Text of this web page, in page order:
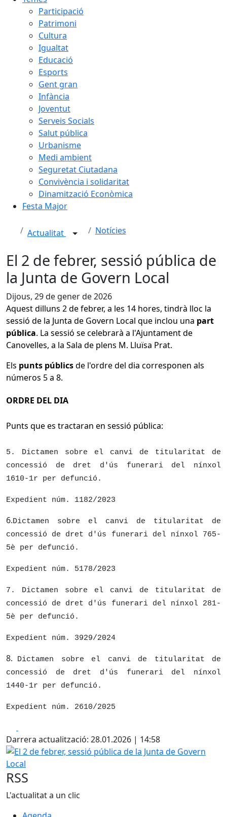
Participació
Patrimoni
Cultura
Igualtat
Educació
Esports
Gent gran
Infància
Joventut
Serveis Socials
Salut pública
Urbanisme
Medi ambient
Seguretat Ciutadana
Convivència i solidaritat
Dinamització Econòmica
Festa Major
Actualitat Notícies
El 2 de febrer, sessió pública de
la Junta de Govern Local
Dijous, 29 de gener de 2026
Aquest dilluns 2 de febrer, a les 14 hores, tindrà lloc la
sessió de la Junta de Govern Local que inclou una part
pública. La sessió se celebrarà a l'Ajuntament de
Canovelles, a la Sala de plens M. Lluïsa Prat.
Els punts públicsde l'ordre del dia corresponen als
números 5 a 8.
ORDRE DEL DIA
Punts que es tractaran en sessió pública:
5. Dictamen sobre el canvi de titularitat de
concessió de dret d'ús funerari del nínxol
1610-1r per defunció.
Expedient núm. 1182/2023
6.Dictamen sobre el canvi de titularitat de
concessió de dret d'ús funerari del nínxol 765-
5è per defunció.
Expedient núm. 5178/2023
7. Dictamen sobre el canvi de titularitat de
concessió de dret d'ús funerari del nínxol281-
5è per defunció.
Expedient núm. 3929/2024
8.
Dictamen sobre el canvi de titularitat de
concessió de dret d'ús funerari del nínxol
1440-1r per defunció.
Expedient núm. 2610/2025
Darrera actualització: 28.01.2026 | 14:58
El 2 de febrer, sessió pública de la Junta de Govern Local
RSS
L'actualitat a un clic